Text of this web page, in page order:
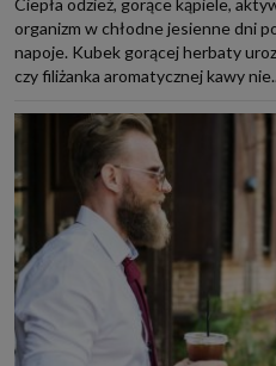
Ciepła odzież, gorące kąpiele,
organizm w chłodne jesienne dni
napoje. Kubek gorącej herbaty
czy filiżanka aromatycznej kawy